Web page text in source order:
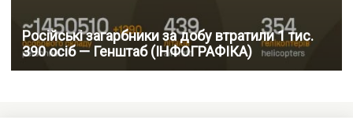
Російські загарбники за добу втратили 1 тис.
390 осіб — Генштаб (ІНФОГРАФІКА)